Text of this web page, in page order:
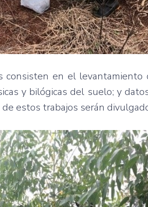
consisten en el
y bilógicas del suelo; y
estos trabajos serán